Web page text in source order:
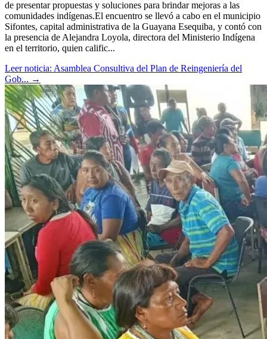
de presentar propuestas y soluciones para brindar mejoras a las
comunidades indígenas.El encuentro se llevó a cabo en el municipio
Sifontes, capital administrativa de la Guayana Esequiba, y contó con
la presencia de Alejandra Loyola, directora del Ministerio Indígena
en el territorio, quien calific...
Leer noticia: Asamblea Consultiva del Plan de Reingeniería del
Gob... →